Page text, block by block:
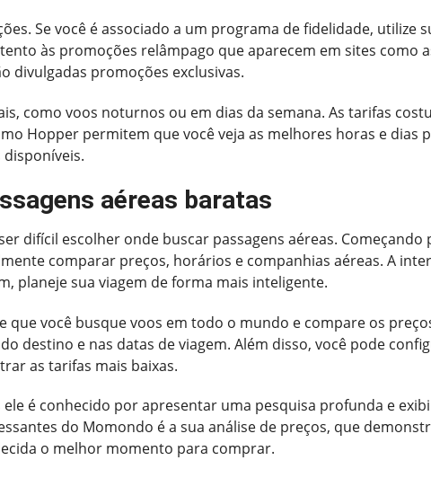
Se você é associado a um programa de fidelidade, utilize
às promoções relâmpago que aparecem em sites como
divulgadas promoções exclusivas.
como voos noturnos ou em dias da semana. As tarifas
Hopper permitem que você veja as melhores horas e dias
aéreas baratas
difícil escolher onde buscar passagens aéreas. Começando
comparar preços, horários e companhias aéreas. A
planeje sua viagem de forma mais inteligente.
que você busque voos em todo o mundo e compare os
destino e nas datas de viagem. Além disso, você pode
as tarifas mais baixas.
é conhecido por apresentar uma pesquisa profunda e
do Momondo é a sua análise de preços, que
o melhor momento para comprar.